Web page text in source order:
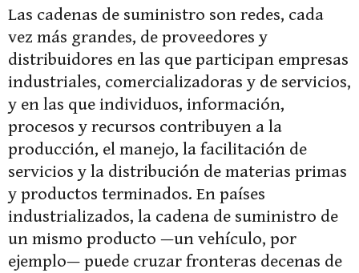
Las cadenas de suministro son redes, cada
vez más grandes, de proveedores y
distribuidores en las que participan empresas
industriales, comercializadoras y de servicios,
y en las que individuos, información,
procesos y recursos contribuyen a la
producción, el manejo, la facilitación de
servicios y la distribución de materias primas
y productos terminados. En países
industrializados, la cadena de suministro de
un mismo producto —un vehículo, por
ejemplo— puede cruzar fronteras decenas de